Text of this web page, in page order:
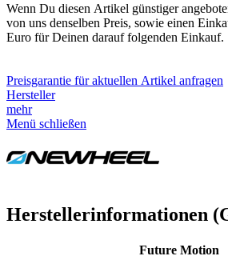
Wenn Du diesen Artikel günstiger
von uns denselben Preis, sowie einen
Euro für Deinen darauf folgenden Einkauf.
Preisgarantie für aktuellen Artikel anfragen
Hersteller
mehr
Menü schließen
Herstellerinformationen
Future Motion